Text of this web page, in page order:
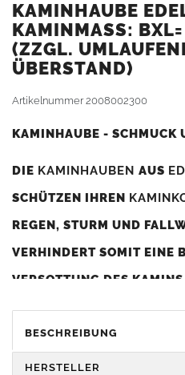
KAMINHAUBE
KAMINMASS:
ZZGL.
BERSTAND)
Artikelnummer2008002300
KAMINHAUBE - SCHMUCK
DIE KAMINHAUBEN AUS
SCHÜTZEN IHREN
REGEN, STURM UND
VERHINDERT SOMIT EINE
VERSOTTUNG DES
DIENEN GLEICHZEITIG
ELEMENT ZUR
BESCHREIBUNG
HERSTELLER